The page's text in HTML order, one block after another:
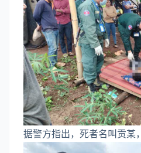
据警方指出，死者名叫贡某